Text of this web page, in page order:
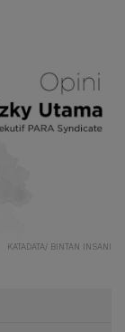
KATADATA/ BINTAN INSANI